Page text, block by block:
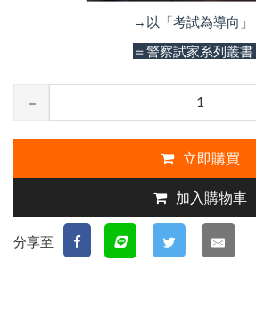
→以「考試為導向
＝警察試家系列叢書
立即購買
加入購物車
分享至